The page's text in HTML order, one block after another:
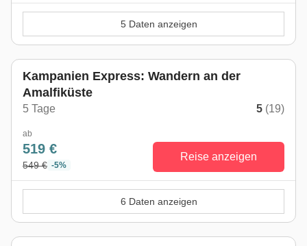
5 Daten anzeigen
Kampanien Express: Wandern an der
Amalfiküste
5 Tage 5 (19)
ab
519 €
549 € -5%
Reise anzeigen
6 Daten anzeigen